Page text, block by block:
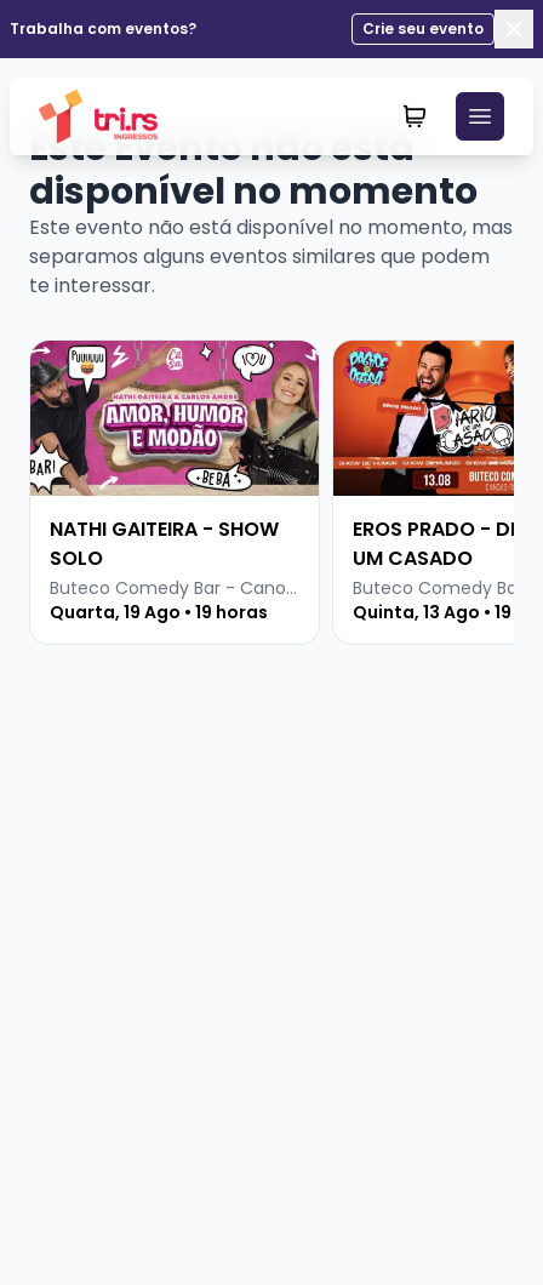
Trabalha com eventos?
Crie seu evento
Este Evento não está
disponível no momento
Este evento não está disponível no momento, mas
separamos alguns eventos similares que podem
te interessar.
Veja mais sobre NATHI GAITEIRA - SHOW SOLO
NATHI GAITEIRA - SHOW
SOLO
Buteco Comedy Bar - Canoas
Quarta, 19 Ago • 19 horas
Veja mais sobre
EROS PRADO -
UM CASADO
Quinta, 13 Ago • 19